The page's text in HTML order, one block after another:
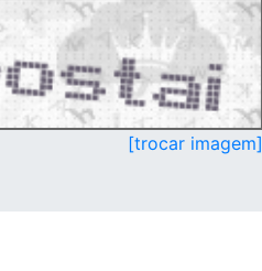
[trocar imagem]